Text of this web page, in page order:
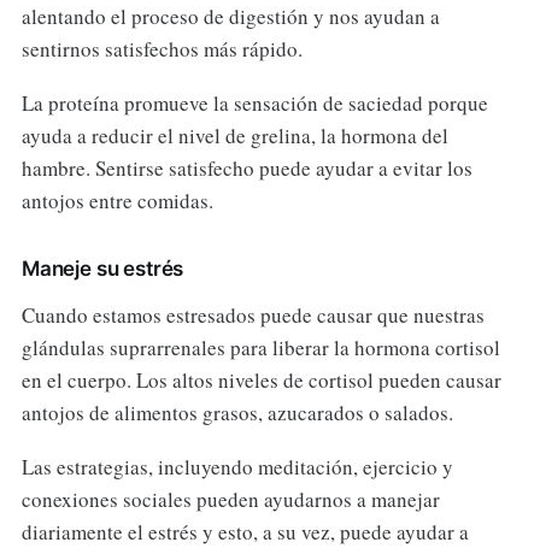
alentando el proceso de digestión y nos ayudan a
sentirnos satisfechos más rápido.
La proteína promueve la sensación de saciedad porque
ayuda a reducir el nivel de grelina, la hormona del
hambre. Sentirse satisfecho puede ayudar a evitar los
antojos entre comidas.
Maneje su estrés
Cuando estamos estresados puede causar que nuestras
glándulas suprarrenales para liberar la hormona cortisol
en el cuerpo. Los altos niveles de cortisol pueden causar
antojos de alimentos grasos, azucarados o salados.
Las estrategias, incluyendo meditación, ejercicio y
conexiones sociales pueden ayudarnos a manejar
diariamente el estrés y esto, a su vez, puede ayudar a